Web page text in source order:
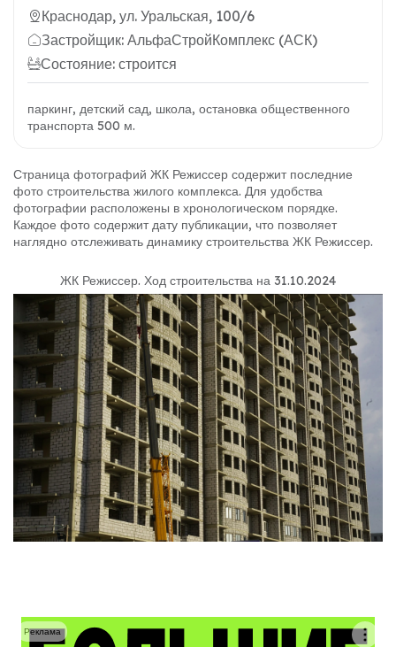
Краснодар, ул. Уральская, 100/6
Застройщик: АльфаСтройКомплекс (АСК)
Состояние: строится
паркинг, детский сад, школа, остановка общественного
транспорта 500 м.
Страница фотографий ЖК Режиссер содержит последние
фото строительства жилого комплекса. Для удобства
фотографии расположены в хронологическом порядке.
Каждое фото содержит дату публикации, что позволяет
наглядно отслеживать динамику строительства ЖК Режиссер.
ЖК Режиссер. Ход строительства на 31.10.2024
Реклама